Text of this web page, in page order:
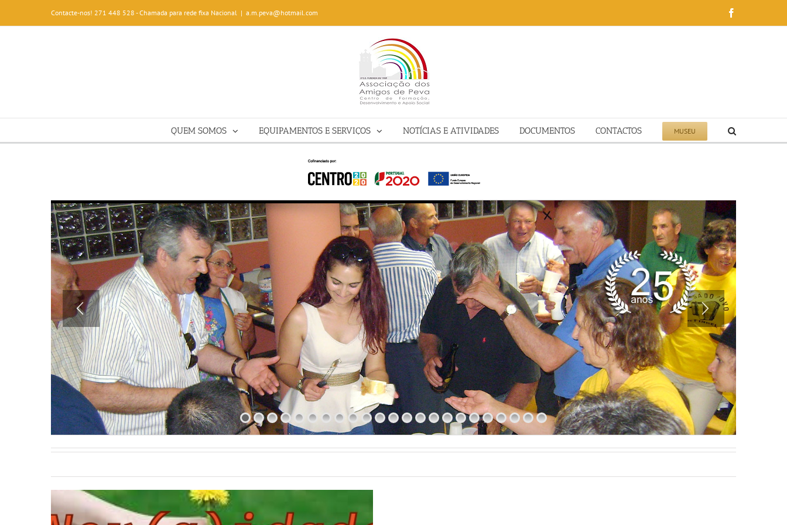
Contacte-nos! 271 448 528 - Chamada para rede fixa Nacional | a.m.peva@hotmail.com
QUEM SOMOS EQUIPAMENTOS E SERVIÇOS NOTÍCIAS E ATIVIDADES DOCUMENTOS CONTACTOS MUSEU
HOME